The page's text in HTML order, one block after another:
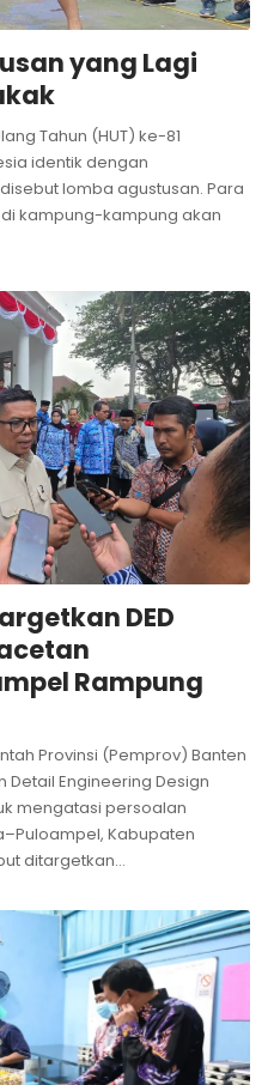
yang Lagi
Tahun (HUT) ke-81
identik dengan
lomba agustusan. Para
kampung-kampung akan
DED
Rampung
Provinsi (Pemprov) Banten
Engineering Design
mengatasi persoalan
Kabupaten
ditargetkan…